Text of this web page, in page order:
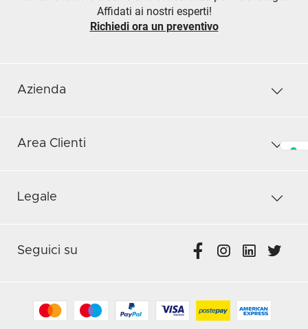
Affidati ai nostri esperti!
Richiedi ora un preventivo
Azienda
Area Clienti
Legale
Seguici su